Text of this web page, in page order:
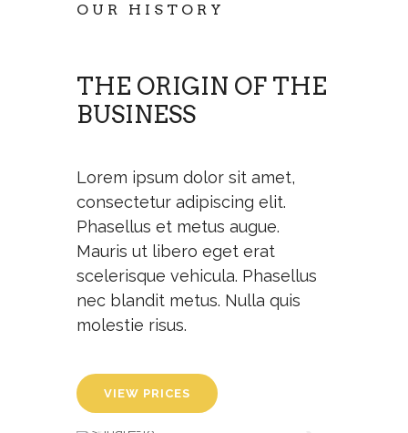
OUR HISTORY
THE ORIGIN OF THE
BUSINESS
Lorem ipsum dolor sit amet,
consectetur adipiscing elit.
Phasellus et metus augue.
Mauris ut libero eget erat
scelerisque vehicula. Phasellus
nec blandit metus. Nulla quis
molestie risus.
VIEW PRICES